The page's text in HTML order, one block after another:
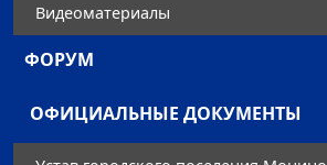
Видеоматериалы
ФОРУМ
ОФИЦИАЛЬНЫЕ ДОКУМЕНТЫ